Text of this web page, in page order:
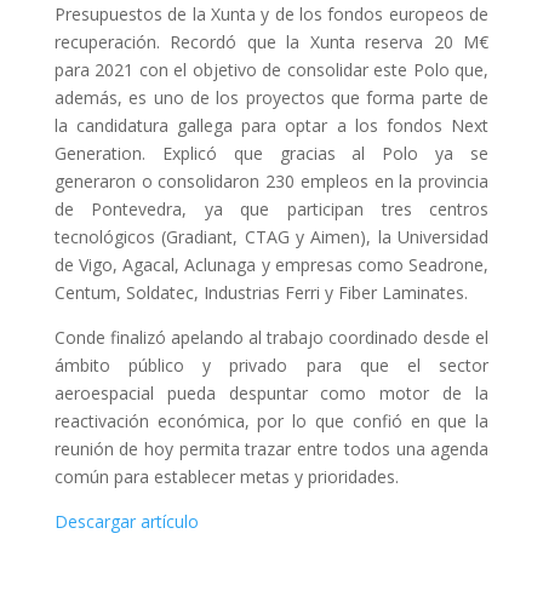
Presupuestos de la Xunta y de los fondos europeos de
recuperación. Recordó que la Xunta reserva 20 M€
para 2021 con el objetivo de consolidar este Polo que,
además, es uno de los proyectos que forma parte de
la candidatura gallega para optar a los fondos Next
Generation. Explicó que gracias al Polo ya se
generaron o consolidaron 230 empleos en la provincia
de Pontevedra, ya que participan tres centros
tecnológicos (Gradiant, CTAG y Aimen), la Universidad
de Vigo, Agacal, Aclunaga y empresas como Seadrone,
Centum, Soldatec, Industrias Ferri y Fiber Laminates.
Conde finalizó apelando al trabajo coordinado desde el
ámbito público y privado para que el sector
aeroespacial pueda despuntar como motor de la
reactivación económica, por lo que confió en que la
reunión de hoy permita trazar entre todos una agenda
común para establecer metas y prioridades.
Descargar artículo